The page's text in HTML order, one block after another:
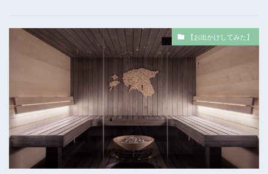
【お出かけしてみた】